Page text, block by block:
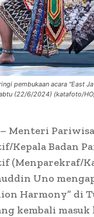
pembukaan acara "East
(22/6/2024) (katafoto/
– Menteri
Kepala Badan
(Menparekraf/
Uno
Harmony” di
kembali masuk